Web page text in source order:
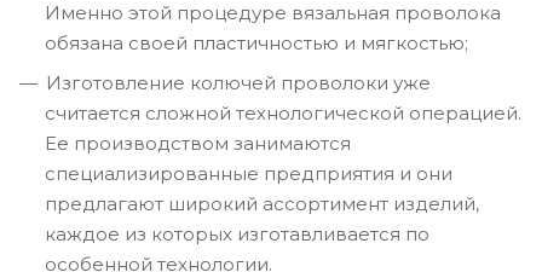
Именно этой процедуре вязальная проволока
обязана своей пластичностью и мягкостью;
Изготовление колючей проволоки уже
считается сложной технологической операцией.
Ее производством занимаются
специализированные предприятия и они
предлагают широкий ассортимент изделий,
каждое из которых изготавливается по
особенной технологии.